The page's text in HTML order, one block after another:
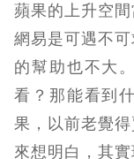
蘋果的上升空
網易是可遇不
的幫助也不大
看？那能看到
果，以前老覺
來想明白，其